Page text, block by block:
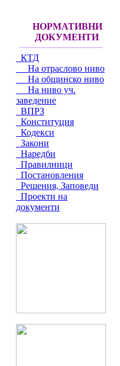
НОРМАТИВНИ
ДОКУМЕНТИ
КТД
На отраслово ниво
На общинско ниво
На ниво уч.
заведение
ВПРЗ
Конституция
Кодекси
Закони
Наредби
Правилници
Постановления
Решения, Заповеди
Проекти на
документи